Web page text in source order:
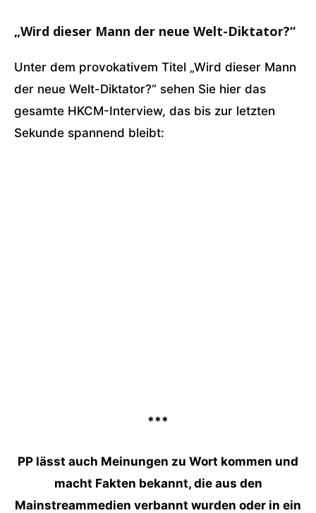
„Wird dieser Mann der neue Welt-Diktator?“
Unter dem provokativem Titel „Wird dieser Mann
der neue Welt-Diktator?“ sehen Sie hier das
gesamte HKCM-Interview, das bis zur letzten
Sekunde spannend bleibt:
***
PP lässt auch Meinungen zu Wort kommen und
macht Fakten bekannt, die aus den
Mainstreammedien verbannt wurden oder in ein